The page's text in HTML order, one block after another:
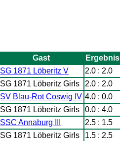
Gast
Ergebnis
SG 1871 Löberitz V
2.0 : 2.0
SG 1871 Löberitz Girls
2.0 : 2.0
SV Blau-Rot Coswig IV 4.0 : 0.0
SG 1871 Löberitz Girls
0.0 : 4.0
SSC Annaburg III
2.5 : 1.5
SG 1871 Löberitz Girls
1.5 : 2.5